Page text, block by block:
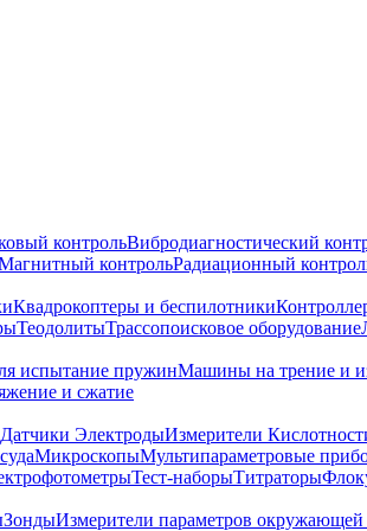
контрольВибродиагностический
контрольРадиационный
Квадрокоптеры и беспилотники
ТеодолитыТрассопоисковое оборудование
испытание пружинМашины на трение и
и сжатие
Датчики ЭлектродыИзмерители
МикроскопыМультипараметровые
Тест-наборыТитраторы
ЗондыИзмерители параметров окружающей